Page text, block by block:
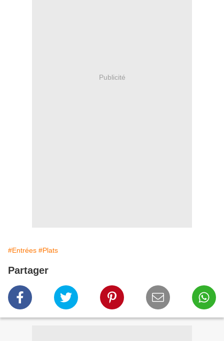
Publicité
#Entrées #Plats
Partager